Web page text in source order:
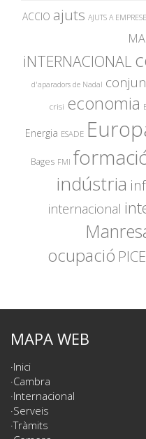
ACCIO ajuts AJUTS A
iNTERNACIONAL
d'aparadors de Nadal
crisi economia
Energia ESADE
Bages FMI
indústria
internacional
ocupació PICE
MAPA WEB
Inici
Cambra
Internacional
Serveis
Tràmits